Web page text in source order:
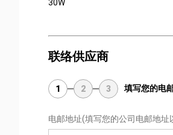
30W
联络供应商
1 2 3 填写您的电
电邮地址(填写您的公司电邮地址